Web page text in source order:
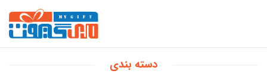
دسته بندی